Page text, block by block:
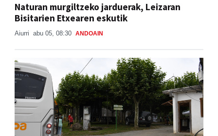
Naturan murgiltzeko jarduerak, Leizaran
Bisitarien Etxearen eskutik
Aiurri abu 05, 08:30 ANDOAIN